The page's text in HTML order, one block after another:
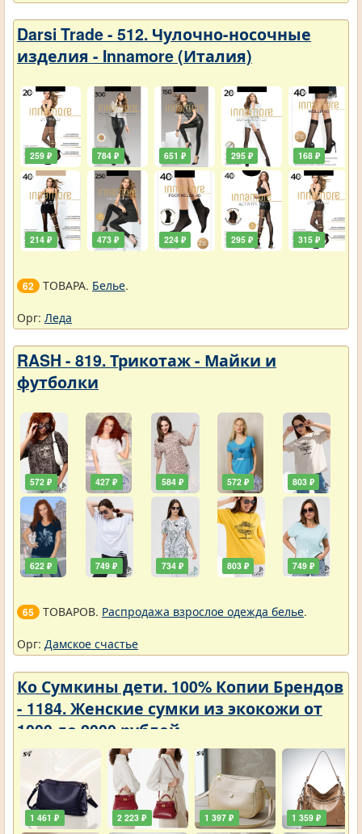
Darsi Trade - 512. Чулочно-носочные
изделия - Innamore (Италия)
259 ₽
214 ₽
784 ₽
473 ₽
651 ₽
224 ₽
295 ₽
295 ₽
168 ₽
315 ₽
62 ТОВАРА. Белье.
Орг: Леда
RASH - 819. Трикотаж - Майки и
футболки
572 ₽
622 ₽
427 ₽
749 ₽
584 ₽
734 ₽
572 ₽
803 ₽
803 ₽
749 ₽
65 ТОВАРОВ. Распродажа взрослое одежда белье.
Орг: Дамское счастье
Ко Сумкины дети. 100% Копии Брендов
- 1184. Женские сумки из экокожи от
1000 до 2000 рублей
1 461 ₽ 2 223 ₽ 1 397 ₽ 1 359 ₽